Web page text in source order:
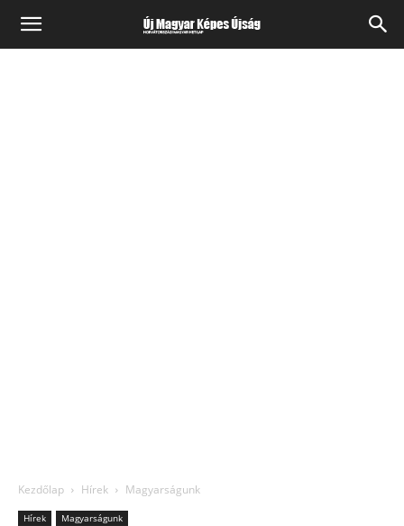
Kezdőlap Hírek Magyarságunk
Hírek Magyarságunk